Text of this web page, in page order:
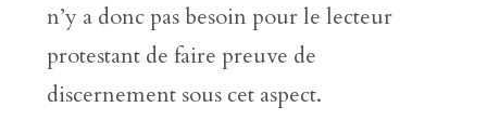
n’y a donc pas besoin pour le lecteur
protestant de faire preuve de
discernement sous cet aspect.